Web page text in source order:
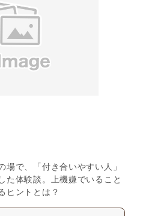
場で、「付き合いやすい人」
た体験談。上機嫌でいること
ヒントとは？